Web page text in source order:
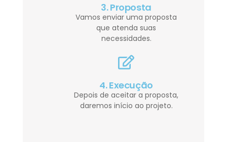
3. Proposta
Vamos enviar uma proposta
que atenda suas
necessidades.
4. Execução
Depois de aceitar a proposta,
daremos início ao projeto.